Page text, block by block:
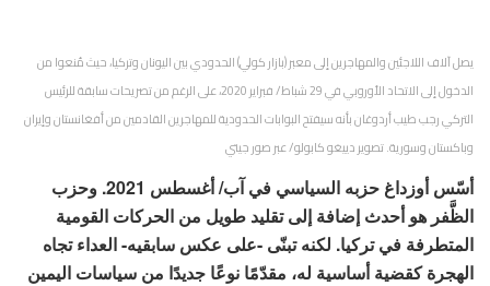
يصل آلاف اللاجئين والمهاجرين إلى معبر (بازار كولي) الحدودي بين اليونان وتركيا، حيث مُنعوا من
الدخول إلى الاتحاد الأوروبي في 29 شباط/ فبراير 2020، على الرغم من تصريحات سابقة للرئيس
التركي رجب طيب أردوغان بأنه سيفتح البوابات الحدودية للمهاجرين القادمين من أفغانستان وإيران
وباكستان وسورية. تصوير دييغو كابولو/ عبر صور جيتي
أسّس أوزداغ حزبه السياسي في آب/ أغسطس 2021. وحزب
الظَّفر هو أحدث إضافة إلى تقليد طويل من الحركات القومية
المتطرفة في تركيا. لكنه تبنّى -على عكس سابقيه- العداء تجاه
الهجرة كقضية أساسية له، مقدّمًا نوعًا جديدًا من سياسات اليمين